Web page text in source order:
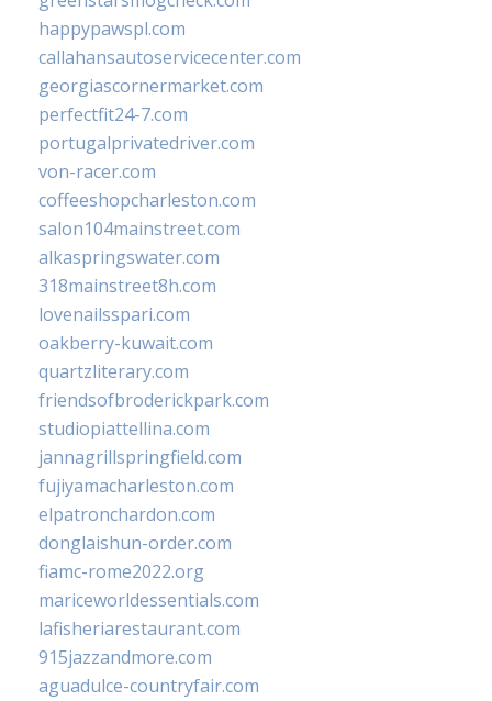
happypawspl.com
callahansautoservicecenter.com
georgiascornermarket.com
perfectfit24-7.com
portugalprivatedriver.com
von-racer.com
coffeeshopcharleston.com
salon104mainstreet.com
alkaspringswater.com
318mainstreet8h.com
lovenailsspari.com
oakberry-kuwait.com
quartzliterary.com
friendsofbroderickpark.com
studiopiattellina.com
jannagrillspringfield.com
fujiyamacharleston.com
elpatronchardon.com
donglaishun-order.com
fiamc-rome2022.org
mariceworldessentials.com
lafisheriarestaurant.com
915jazzandmore.com
aguadulce-countryfair.com